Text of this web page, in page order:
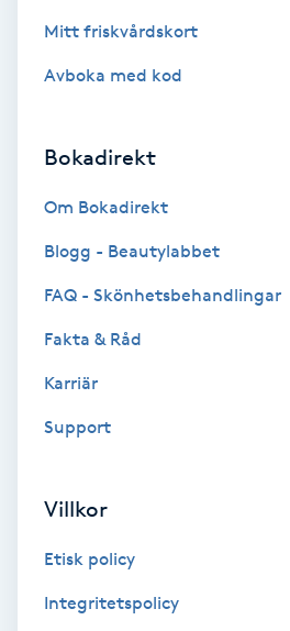
Luggklippning
Läpptatuering
Makeup
Manikyr & Pedikyr
Meditation
Mitt friskvårdskort
Avboka med kod
Bokadirekt
Om Bokadirekt
Blogg - Beautylabbet
FAQ - Skönhetsbehandlingar
Fakta & Råd
Karriär
Support
Villkor
Etisk policy
Integritetspolicy